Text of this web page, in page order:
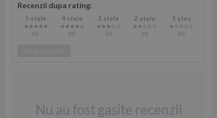
Recenzii dupa rating:
5 stele
(0)
4 stele
(0)
3 stele
(0)
2 stele
(0)
1 stea
(0)
Nu au fost gasite recenzii